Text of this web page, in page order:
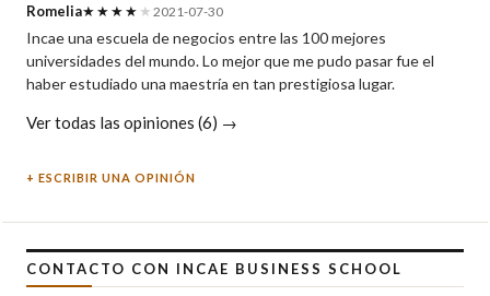
Romelia★★★★ ★ 2021-07-30
Incae una escuela de negocios entre las 100 mejores
universidades del mundo. Lo mejor que me pudo pasar fue el
haber estudiado una maestría en tan prestigiosa lugar.
Ver todas las opiniones (6) →
ESCRIBIR UNA OPINIÓN
CONTACTO CON INCAE BUSINESS SCHOOL